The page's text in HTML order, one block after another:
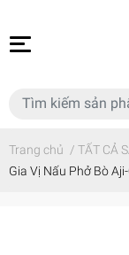
Trang chủ / TẤT CẢ
Gia Vị Nấu Phở Bò